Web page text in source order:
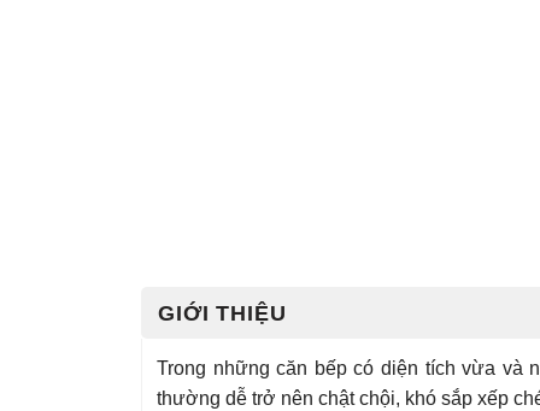
GIỚI THIỆU
Trong những căn bếp có diện tích vừa và
thường dễ trở nên chật chội, khó sắp xếp